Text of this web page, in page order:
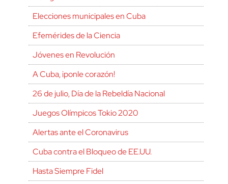
Elecciones municipales en Cuba
Efemérides de la Ciencia
Jóvenes en Revolución
A Cuba, ¡ponle corazón!
26 de julio, Día de la Rebeldía Nacional
Juegos Olímpicos Tokio 2020
Alertas ante el Coronavirus
Cuba contra el Bloqueo de EE.UU.
Hasta Siempre Fidel